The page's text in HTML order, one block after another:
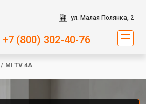
ул. Малая Полянка, 2
+7 (800) 302-40-76
/ MI TV 4A